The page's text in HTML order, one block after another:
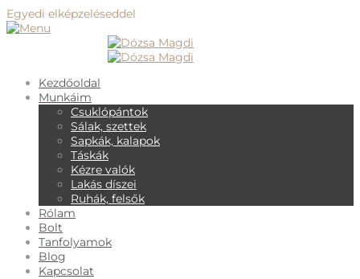
Egyedi elképzeléseddel
Kezdőoldal
Munkáim
Csuklópántok
Sálak, szettek
Sapkák, kalapok
Táskák
Kézre valók
Lakás díszei
Ruhák, felsők
Rólam
Bolt
Tanfolyamok
Blog
Kapcsolat